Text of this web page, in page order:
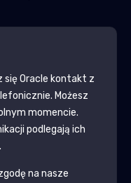
sięOracle kontakt z
Możesz
momencie.
podlegają ich
na nasze